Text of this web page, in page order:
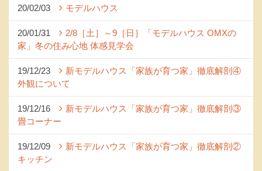
20/02/03 モデルハウス
20/01/31
2/8［土］～9［日］「モデルハウス OMXの
家」冬の住み心地 体感見学会
19/12/23
新モデルハウス「家族が育つ家」徹底解剖④
外観について
19/12/16
新モデルハウス「家族が育つ家」徹底解剖③
畳コーナー
19/12/09
新モデルハウス「家族が育つ家」徹底解剖②
キッチン